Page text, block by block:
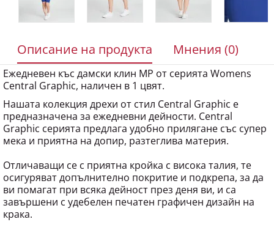
Описание на продукта Мнения (0)
Ежедневен къс дамски клин MP от серията Womens
Central Graphic, наличен в 1 цвят.
Нашата колекция дрехи от стил Central Graphic е
предназначена за ежедневни дейности. Central
Graphic серията предлага удобно прилягане със супер
мека и приятна на допир, разтеглива материя.
Отличаващи се с приятна кройка с висока талия, те
осигуряват допълнително покритие и подкрепа, за да
ви помагат при всяка дейност през деня ви, и са
завършени с удебелен печатен графичен дизайн на
крака.